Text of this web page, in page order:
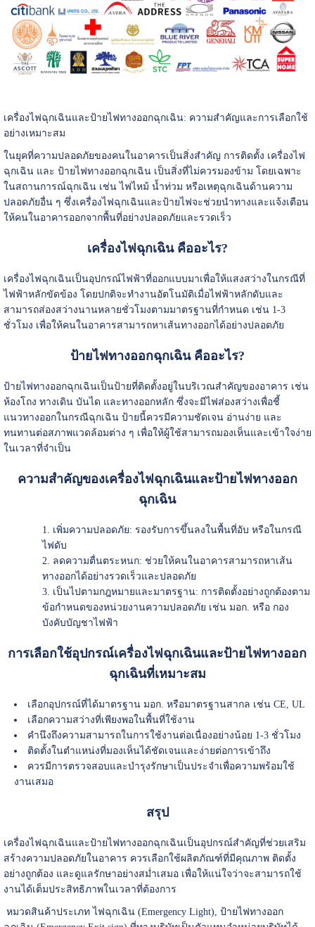
เครื่องไฟฉุกเฉินและป้ายไฟทางออกฉุกเฉิน: ความสำคัญและการเลือกใช้
อย่างเหมาะสม
ในยุคที่ความปลอดภัยของคนในอาคารเป็นสิ่งสำคัญ การติดตั้ง เครื่องไฟ
ฉุกเฉิน และ ป้ายไฟทางออกฉุกเฉิน เป็นสิ่งที่ไม่ควรมองข้าม โดยเฉพาะ
ในสถานการณ์ฉุกเฉิน เช่น ไฟไหม้ น้ำท่วม หรือเหตุฉุกเฉินด้านความ
ปลอดภัยอื่น ๆ ซึ่งเครื่องไฟฉุกเฉินและป้ายไฟจะช่วยนำทางและแจ้งเตือน
ให้คนในอาคารออกจากพื้นที่อย่างปลอดภัยและรวดเร็ว
เครื่องไฟฉุกเฉิน คืออะไร?
เครื่องไฟฉุกเฉินเป็นอุปกรณ์ไฟฟ้าที่ออกแบบมาเพื่อให้แสงสว่างในกรณีที่
ไฟฟ้าหลักขัดข้อง โดยปกติจะทำงานอัตโนมัติเมื่อไฟฟ้าหลักดับและ
สามารถส่องสว่างนานหลายชั่วโมงตามมาตรฐานที่กำหนด เช่น 1-3
ชั่วโมง เพื่อให้คนในอาคารสามารถหาเส้นทางออกได้อย่างปลอดภัย
ป้ายไฟทางออกฉุกเฉิน คืออะไร?
ป้ายไฟทางออกฉุกเฉินเป็นป้ายที่ติดตั้งอยู่ในบริเวณสำคัญของอาคาร เช่น
ห้องโถง ทางเดิน บันได และทางออกหลัก ซึ่งจะมีไฟส่องสว่างเพื่อชี้
แนวทางออกในกรณีฉุกเฉิน ป้ายนี้ควรมีความชัดเจน อ่านง่าย และ
ทนทานต่อสภาพแวดล้อมต่าง ๆ เพื่อให้ผู้ใช้สามารถมองเห็นและเข้าใจง่าย
ในเวลาที่จำเป็น
ความสำคัญของเครื่องไฟฉุกเฉินและป้ายไฟทางออก
ฉุกเฉิน
เพิ่มความปลอดภัย: รองรับการขึ้นลงในพื้นที่อับ หรือในกรณี
ไฟดับ
ลดความตื่นตระหนก: ช่วยให้คนในอาคารสามารถหาเส้น
ทางออกได้อย่างรวดเร็วและปลอดภัย
เป็นไปตามกฎหมายและมาตรฐาน: การติดตั้งอย่างถูกต้องตาม
ข้อกำหนดของหน่วยงานความปลอดภัย เช่น มอก. หรือ กอง
บังคับบัญชาไฟฟ้า
การเลือกใช้อุปกรณ์เครื่องไฟฉุกเฉินและป้ายไฟทางออก
ฉุกเฉินที่เหมาะสม
เลือกอุปกรณ์ที่ได้มาตรฐาน มอก. หรือมาตรฐานสากล เช่น CE, UL
เลือกความสว่างที่เพียงพอในพื้นที่ใช้งาน
คำนึงถึงความสามารถในการใช้งานต่อเนื่องอย่างน้อย 1-3 ชั่วโมง
ติดตั้งในตำแหน่งที่มองเห็นได้ชัดเจนและง่ายต่อการเข้าถึง
ควรมีการตรวจสอบและบำรุงรักษาเป็นประจำเพื่อความพร้อมใช้
งานเสมอ
สรุป
เครื่องไฟฉุกเฉินและป้ายไฟทางออกฉุกเฉินเป็นอุปกรณ์สำคัญที่ช่วยเสริม
สร้างความปลอดภัยในอาคาร ควรเลือกใช้ผลิตภัณฑ์ที่มีคุณภาพ ติดตั้ง
อย่างถูกต้อง และดูแลรักษาอย่างสม่ำเสมอ เพื่อให้แน่ใจว่าจะสามารถใช้
งานได้เต็มประสิทธิภาพในเวลาที่ต้องการ
หมวดสินค้าประเภท ไฟฉุกเฉิน (Emergency Light), ป้ายไฟทางออก